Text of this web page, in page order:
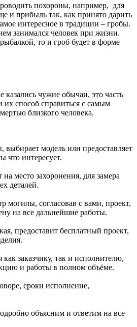
похороны, например, для
и прибыль так, как принято дарить
интересное в традиции – гробы.
занимался человек при жизни.
то и гроб будет в форме
чужие обычаи, это часть
их способ справиться с самым
близкого человека.
выбирает модель или предоставляет
что интересует.
место захоронения, для замера
деталей.
могилы, согласовав с вами, проект,
на все дальнейшие работы.
предоставит бесплатный проект,
как заказчику, так и исполнителю,
и работы в полном объёме.
сроки исполнение,
объясним и ответим на все